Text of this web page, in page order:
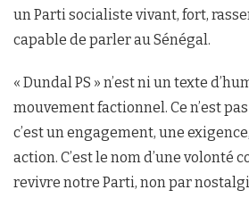
un Parti socialiste vivant, fort,
capable de parler au Sénégal.
« Dundal PS » n’est ni un texte
mouvement factionnel. Ce n’est
c’est un engagement, une
action. C’est le nom d’une volonté
revivre notre Parti, non par